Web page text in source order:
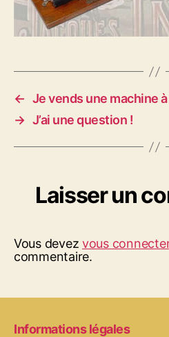
← Je vends une machine
→ J’ai une question !
Laisser un
Vous devezvous
commentaire.
Informations légales